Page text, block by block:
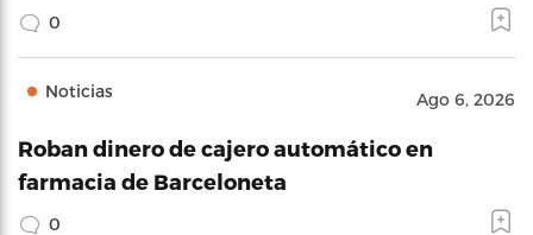
0
Noticias Ago 6, 2026
Roban dinero de cajero automático en
farmacia de Barceloneta
0